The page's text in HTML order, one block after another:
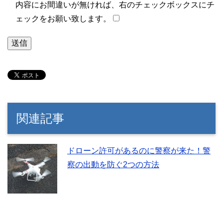
内容にお間違いが無ければ、右のチェックボックスにチ
ェックをお願い致します。
関連記事
ドローン許可があるのに警察が来た！警
察の出動を防ぐ2つの方法